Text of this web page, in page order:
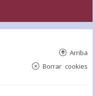
Arriba
Borrar cookies